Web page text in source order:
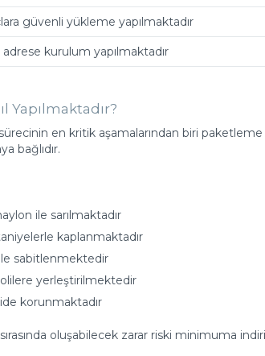
güvenli yükleme yapılmaktadır
adrese kurulum yapılmaktadır
Yapılmaktadır?
en kritik aşamalarından biri paketleme
bağlıdır.
ile sarılmaktadır
kaplanmaktadır
sabitlenmektedir
yerleştirilmektedir
korunmaktadır
oluşabilecek zarar riski minimuma